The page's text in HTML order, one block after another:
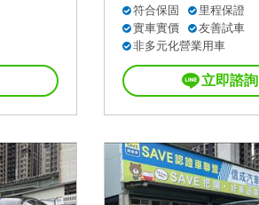
符合保固
里程保證
實車實價
友善試車
非多元化營業用車
立即諮詢